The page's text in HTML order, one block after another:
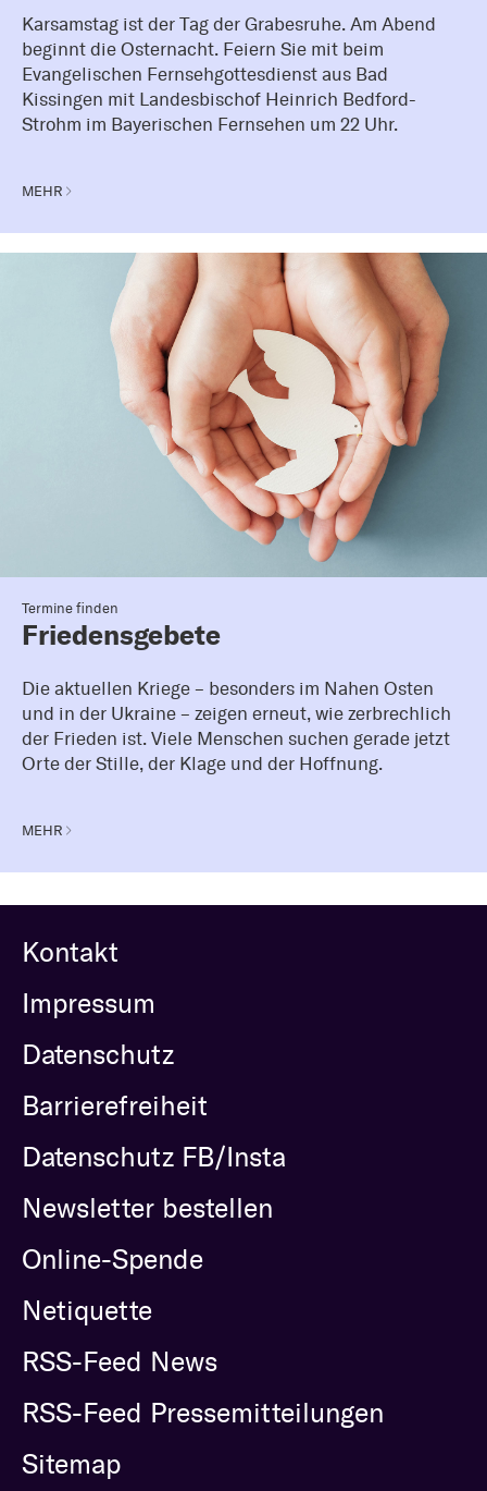
Karsamstag ist der Tag der Grabesruhe. Am Abend
beginnt die Osternacht. Feiern Sie mit beim
Evangelischen Fernsehgottesdienst aus Bad
Kissingen mit Landesbischof Heinrich Bedford-
Strohm im Bayerischen Fernsehen um 22 Uhr.
MEHR
Termine finden
Friedensgebete
Die aktuellen Kriege – besonders im Nahen Osten
und in der Ukraine – zeigen erneut, wie zerbrechlich
der Frieden ist. Viele Menschen suchen gerade jetzt
Orte der Stille, der Klage und der Hoffnung.
MEHR
Kontakt
Impressum
Datenschutz
Barrierefreiheit
Datenschutz FB/Insta
Newsletter bestellen
Online-Spende
Netiquette
RSS-Feed News
RSS-Feed Pressemitteilungen
Sitemap